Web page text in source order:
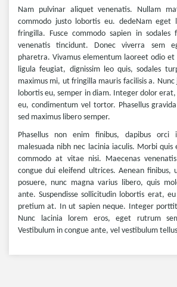
Nam pulvinar aliquet venenatis. Nullam
commodo justo lobortis eu. dedeNam eget
fringilla. Fusce commodo sapien in sodales
venenatis tincidunt. Donec viverra sem
pharetra. Vivamus elementum laoreet odio
ligula feugiat, dignissim leo quis, sodales
maximus mi, ut fringilla mauris facilisis a. Nunc
lobortis eu, semper in diam. Integer dolor
eu, condimentum vel tortor. Phasellus
sed maximus libero semper.
Phasellus non enim finibus, dapibus orci
malesuada nibh nec lacinia iaculis. Morbi quis
commodo at vitae nisi. Maecenas
congue dui eleifend ultrices. Aenean finibus,
posuere, nunc magna varius libero, quis
ante. Suspendisse sollicitudin lobortis erat,
pretium at. In ut sapien neque. Integer
Nunc lacinia lorem eros, eget rutrum
Vestibulum in congue ante, vel vestibulum